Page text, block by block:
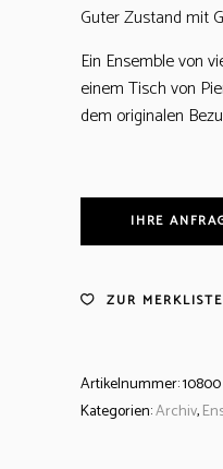
Guter Zustand mit
Ein Ensemble von
einem Tisch von
dem originalen
IHRE
ZUR
Artikelnummer:10800
Kategorien:Archiv,